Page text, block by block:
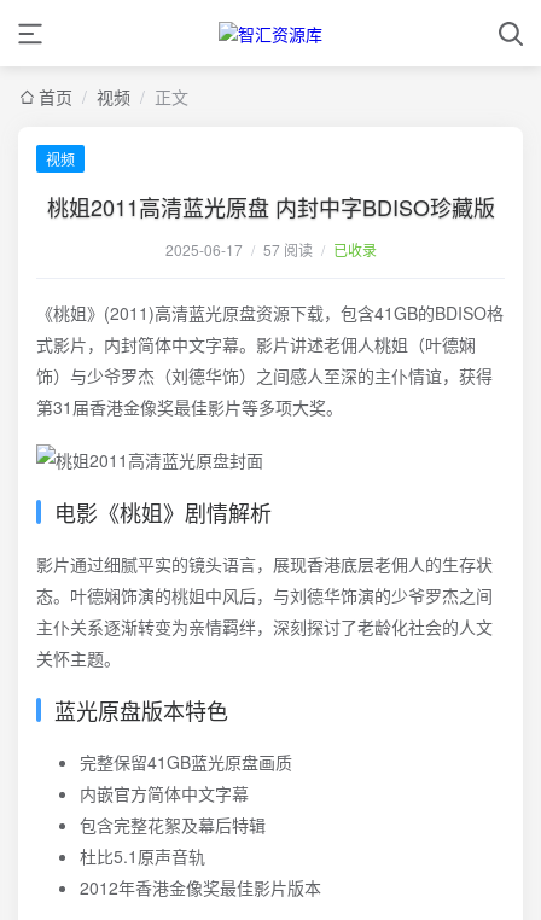
首页 / 视频 / 正文
视频
桃姐2011高清蓝光原盘 内封中字BDISO珍藏版
2025-06-17 / 57 阅读 / 已收录
《桃姐》(2011)高清蓝光原盘资源下载，包含41GB的BDISO格
式影片，内封简体中文字幕。影片讲述老佣人桃姐（叶德娴
饰）与少爷罗杰（刘德华饰）之间感人至深的主仆情谊，获得
第31届香港金像奖最佳影片等多项大奖。
电影《桃姐》剧情解析
影片通过细腻平实的镜头语言，展现香港底层老佣人的生存状
态。叶德娴饰演的桃姐中风后，与刘德华饰演的少爷罗杰之间
主仆关系逐渐转变为亲情羁绊，深刻探讨了老龄化社会的人文
关怀主题。
蓝光原盘版本特色
完整保留41GB蓝光原盘画质
内嵌官方简体中文字幕
包含完整花絮及幕后特辑
杜比5.1原声音轨
2012年香港金像奖最佳影片版本